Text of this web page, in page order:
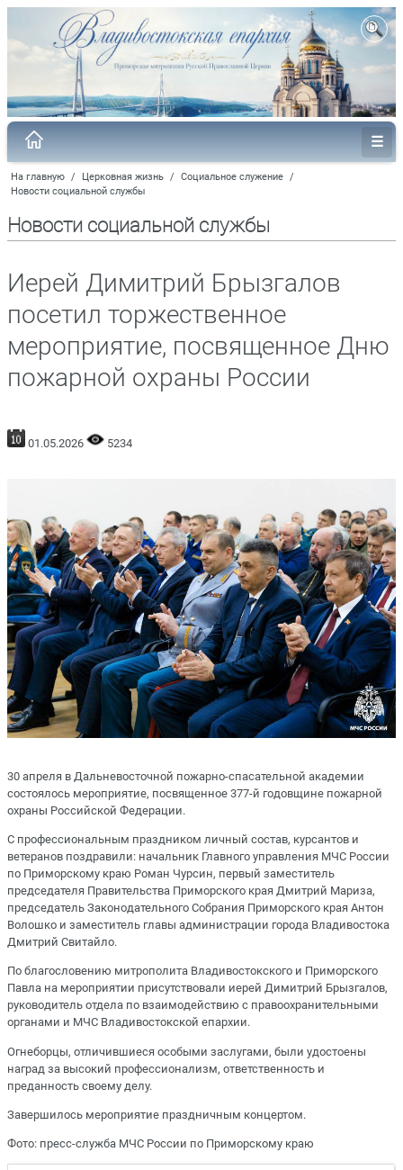
На главную / Церковная жизнь / Социальное служение /
Новости социальной службы
Новости социальной службы
Иерей Димитрий Брызгалов
посетил торжественное
мероприятие, посвященное Дню
пожарной охраны России
01.05.2026 5234
30 апреля в Дальневосточной пожарно-спасательной академии
состоялось мероприятие, посвященное 377-й годовщине пожарной
охраны Российской Федерации.
С профессиональным праздником личный состав, курсантов и
ветеранов поздравили: начальник Главного управления МЧС России
по Приморскому краю Роман Чурсин, первый заместитель
председателя Правительства Приморского края Дмитрий Мариза,
председатель Законодательного Собрания Приморского края Антон
Волошко и заместитель главы администрации города Владивостока
Дмитрий Свитайло.
По благословению митрополита Владивостокского и Приморского
Павла на мероприятии присутствовали иерей Димитрий Брызгалов,
руководитель отдела по взаимодействию с правоохранительными
органами и МЧС Владивостокской епархии.
Огнеборцы, отличившиеся особыми заслугами, были удостоены
наград за высокий профессионализм, ответственность и
преданность своему делу.
Завершилось мероприятие праздничным концертом.
Фото: пресс-служба МЧС России по Приморскому краю